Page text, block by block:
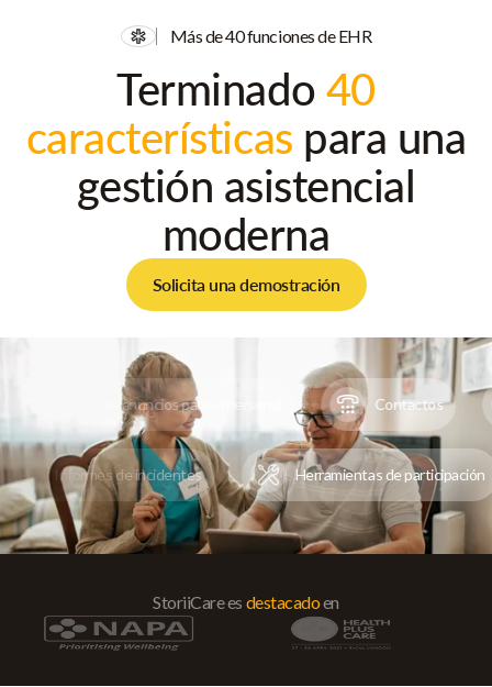
Más de 40 funciones de EHR
Terminado 40
características para una
gestión asistencial
moderna
Solicita una demostración
Tablón de anuncios para el personal Contactos
Informes de incidentes Herramientas de
StoriiCare es destacadoen